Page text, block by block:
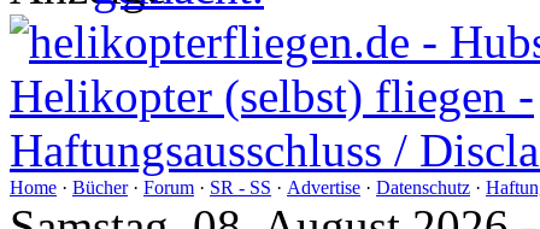
Home · Bücher· Forum · SR - SS · Advertise · Datenschutz ·